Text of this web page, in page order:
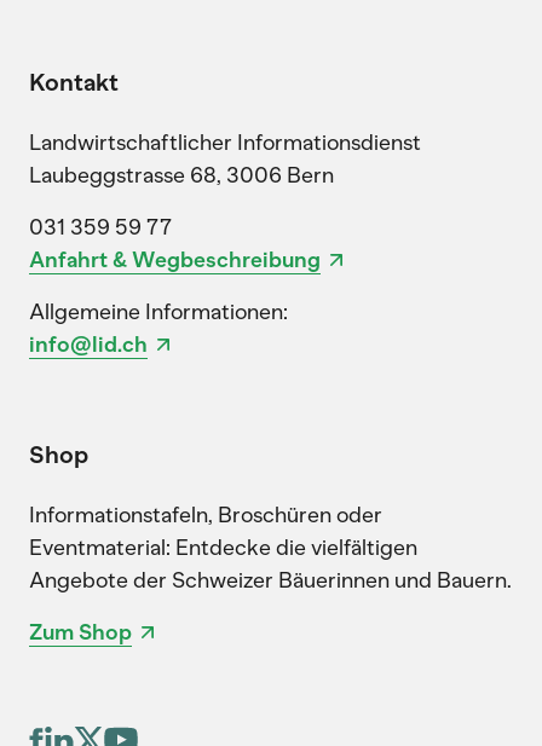
Kontakt
Landwirtschaftlicher Informationsdienst
Laubeggstrasse 68, 3006 Bern
031 359 59 77
Anfahrt & Wegbeschreibung
Allgemeine Informationen:
info@lid.ch
Shop
Informationstafeln, Broschüren oder
Eventmaterial: Entdecke die vielfältigen
Angebote der Schweizer Bäuerinnen und Bauern.
Zum Shop